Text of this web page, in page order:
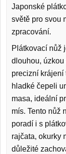
Japonské
světě pro svou
zpracování.
Plátkovací nůž
dlouhou,
precizní krájení
hladké čepeli
masa, ideální
mís. Tento nůž
poradí i s
rajčata, okurky
důležité